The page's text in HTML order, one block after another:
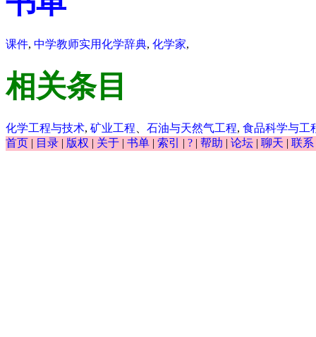
课件, 中学教师实用化学辞典, 化学家,
相关条目
化学工程与技术, 矿业工程 石油与天然气工程, 食品科学与工
首页 | 目录 | 版权 | 关于 | 书单 | 索引 | ? | 帮助 | 论坛 | 聊天 | 联系